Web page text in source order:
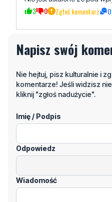
Napisz swój
komentarze! Jeśli widzisz
kliknij "zgłoś nadużycie".
Imię / Podpis
Odpowiedz
Wiadomość